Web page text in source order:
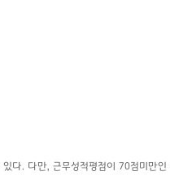
있다. 다만, 근무성적평점이 70점미만